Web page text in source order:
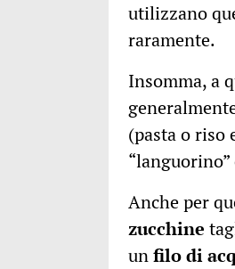
utilizzano
raramente.
Insomma, a
(pasta o riso
Anche per
zucchine
unfilo di